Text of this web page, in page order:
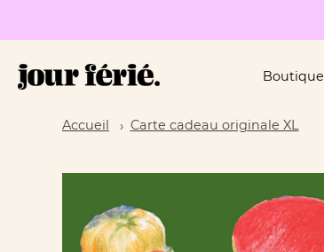
contenu
Boutique
Accueil Carte cadeau originale XL